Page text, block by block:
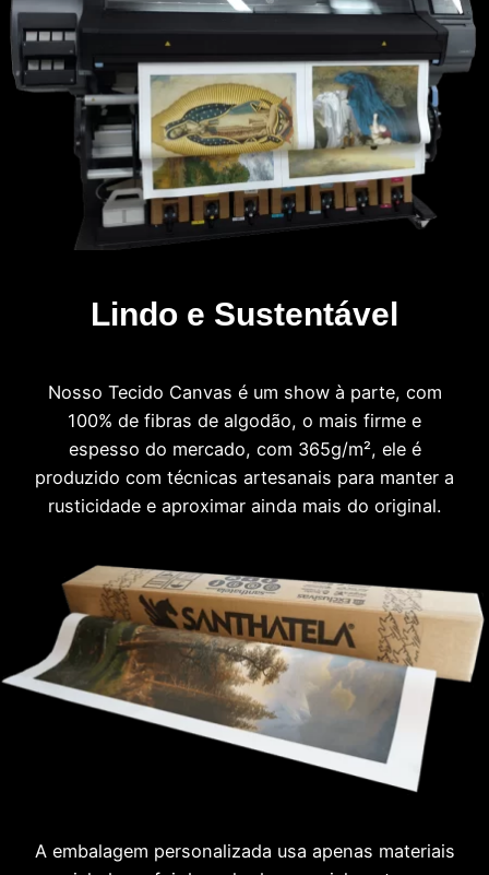
Lindo e Sustentável
Nosso Tecido Canvas é um show à parte, com
100% de fibras de algodão, o mais firme e
espesso do mercado, com 365g/m², ele é
produzido com técnicas artesanais para manter a
rusticidade e aproximar ainda mais do original.
A embalagem personalizada usa apenas materiais